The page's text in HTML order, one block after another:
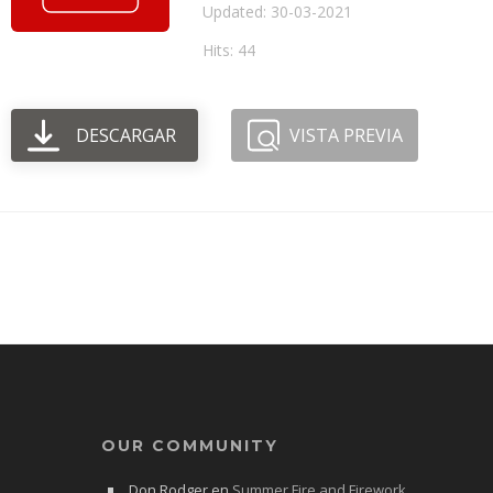
Updated: 30-03-2021
Hits: 44
DESCARGAR VISTA PREVIA
OUR COMMUNITY